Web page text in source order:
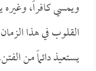
ويمسي كافراً،
القلوب في هذا
يستعيذ دائماً من